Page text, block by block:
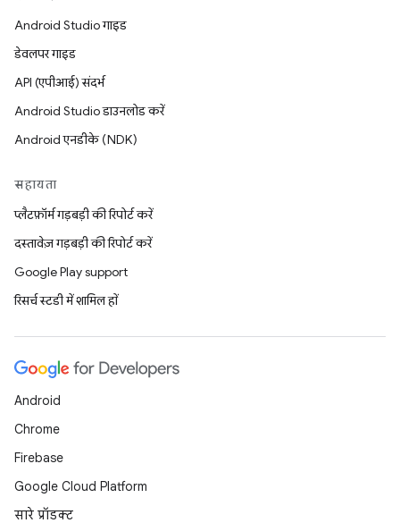
Android Studio गाइड
डेवलपर गाइड
API (एपीआई) संदर्भ
Android Studio डाउनलोड करें
Android एनडीके (NDK)
सहायता
प्लैटफ़ॉर्म गड़बड़ी की रिपोर्ट करें
दस्तावेज़ गड़बड़ी की रिपोर्ट करें
Google Play support
रिसर्च स्टडी में शामिल हों
Android
Chrome
Firebase
Google Cloud Platform
सारे प्रॉडक्ट